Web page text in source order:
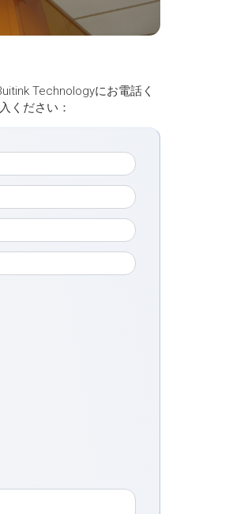
Technologyにお電話く
ください：